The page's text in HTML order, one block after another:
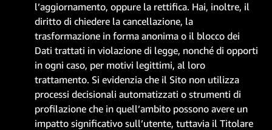
l’aggiornamento, oppure la rettifica. Hai, inoltre, il
diritto di chiedere la cancellazione, la
trasformazione in forma anonima o il blocco dei
Dati trattati in violazione di legge, nonché di opporti
in ogni caso, per motivi legittimi, al loro
trattamento. Si evidenzia che il Sito non utilizza
processi decisionali automatizzati o strumenti di
profilazione che in quell’ambito possono avere un
impatto significativo sull’utente, tuttavia il Titolare